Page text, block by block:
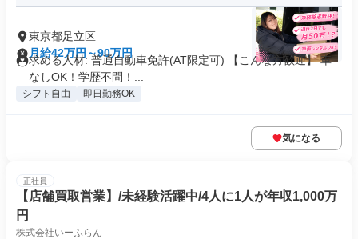
東京都足立区
月給42万円～90万円
求める人材: 普通自動車免許(AT限定可) 【こんな方歓迎】 車
なしOK！学歴不問！...
シフト自由 即日勤務OK
気になる
正社員
【店舗買取営業】/未経験活躍中/4人に1人が年収1,000万
円
株式会社いーふらん